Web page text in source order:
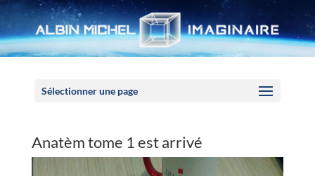
Sélectionner une page
Anatèm tome 1 est arrivé
Panneau de gestion des cookies